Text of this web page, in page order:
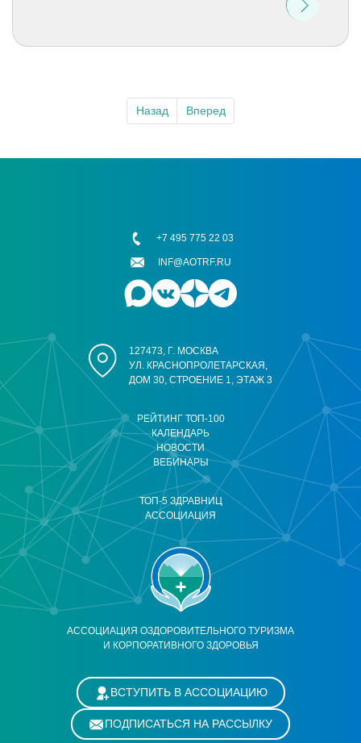
Назад Вперед
АССОЦИАЦИЯ ОЗДОРОВИТЕЛЬНОГО ТУРИЗМА
И КОРПОРАТИВНОГО ЗДОРОВЬЯ
РЕЙТИНГ ТОП-100
КАЛЕНДАРЬ
НОВОСТИ
ВЕБИНАРЫ
ТОП-5 ЗДРАВНИЦ
АССОЦИАЦИЯ
127473, Г. МОСКВА
УЛ. КРАСНОПРОЛЕТАРСКАЯ,
ДОМ 30, СТРОЕНИЕ 1, ЭТАЖ 3
+7 495 775 22 03
INF@AOTRF.RU
ВСТУПИТЬ В АССОЦИАЦИЮ
ПОДПИСАТЬСЯ НА РАССЫЛКУ